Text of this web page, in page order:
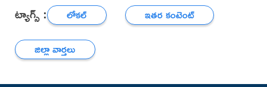
ట్యాగ్స్ : లోకల్
ఇతర కంటెంట్
జిల్లా వార్తలు